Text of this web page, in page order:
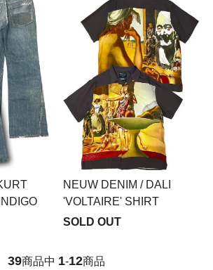
NEUW DENIM / DALI
'VOLTAIRE' SHIRT
SOLD OUT
39商品中 1-12商品